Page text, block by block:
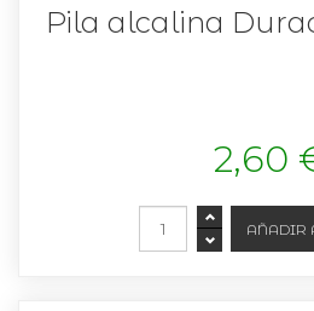
Pila alcalina
2,60